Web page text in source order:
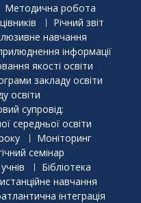
Методична робота
Річний звіт
навчання
інформації
якості освіти
закладу освіти
освіти
супровід:
середньої освіти
Моніторинг
семінар
Бібліотека
навчання
інтеграція